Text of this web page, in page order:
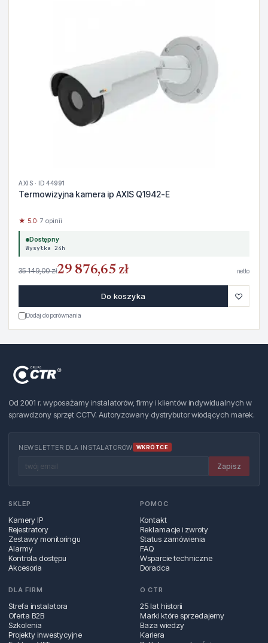
AXIS · ID 44991
Termowizyjna kamera ip AXIS Q1942-E
★ 5.0· 7 opinii
Dostępny
Wysyłka 24h
35 149,00 zł29 876,65 zł netto
Do koszyka ♡
Dodaj do porównania
Od 2001 r. wyposażamy instalatorów, firmy i klientów indywidualnych w
sprawdzony sprzęt CCTV. Autoryzowany dystrybutor wiodących marek.
NEWSLETTER DLA INSTALATORÓW WKRÓTCE
Zapisz
SKLEP
Kamery IP
Rejestratory
Zestawy monitoringu
Alarmy
Kontrola dostępu
Akcesoria
POMOC
Kontakt
Reklamacje i zwroty
Status zamówienia
FAQ
Wsparcie techniczne
Doradca
DLA FIRM
Strefa instalatora
Oferta B2B
Szkolenia
Projekty inwestycyjne
O CTR
25 lat historii
Marki które sprzedajemy
Baza wiedzy
Kariera